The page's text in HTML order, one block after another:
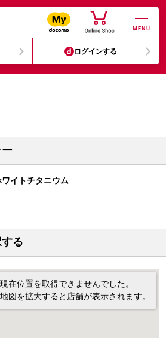
MENU
ログインする
イトチタニウム
る
現在位置を取得できませんでした。
地図を拡大すると店舗が表示されます。